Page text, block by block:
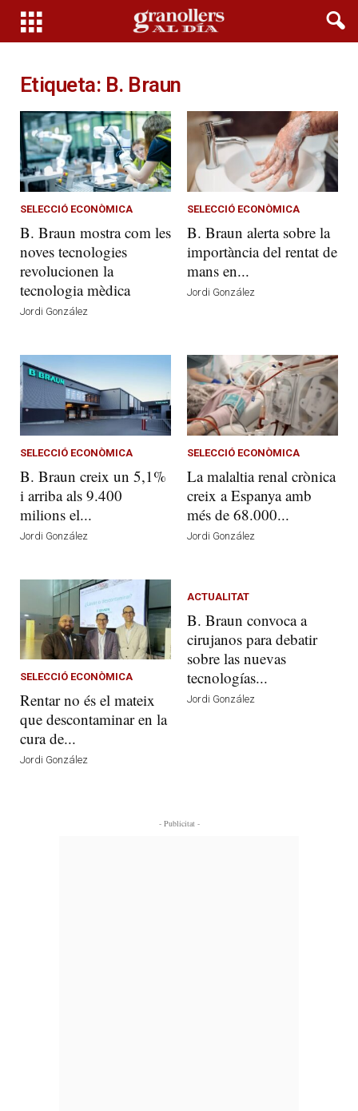
Etiqueta: B. Braun
SELECCIÓ ECONÒMICA
B. Braun mostra com les
noves tecnologies
revolucionen la
tecnologia mèdica
Jordi González
SELECCIÓ ECONÒMICA
B. Braun alerta sobre la
importància del rentat de
mans en...
Jordi González
SELECCIÓ ECONÒMICA
B. Braun creix un 5,1%
i arriba als 9.400
milions el...
Jordi González
SELECCIÓ ECONÒMICA
La malaltia renal crònica
creix a Espanya amb
més de 68.000...
Jordi González
SELECCIÓ ECONÒMICA
Rentar no és el mateix
que descontaminar en la
cura de...
Jordi González
ACTUALITAT
B. Braun convoca a
cirujanos para debatir
sobre las nuevas
tecnologías...
Jordi González
- Publicitat -